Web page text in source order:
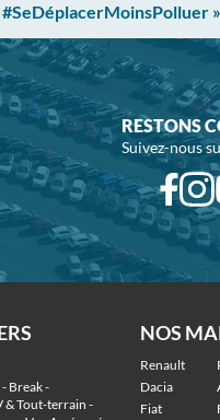
»
RESTONS
Suivez-nous
- Break -
& Tout-terrain -
NOS
Renault
Dacia
Fiat